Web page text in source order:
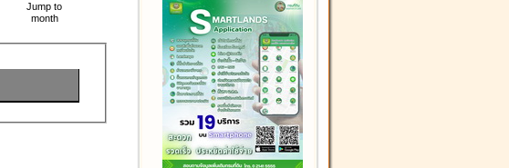
Jump to
month